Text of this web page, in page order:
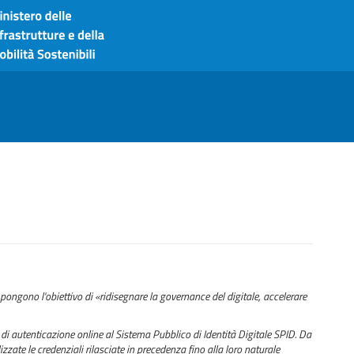
l'obiettivo di «ridisegnare la governance del digitale, accelerare
online al Sistema Pubblico di Identità Digitale SPID. Da
le credenziali rilasciate in precedenza fino alla loro naturale